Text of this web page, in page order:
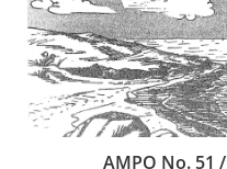
AMPO No. 51